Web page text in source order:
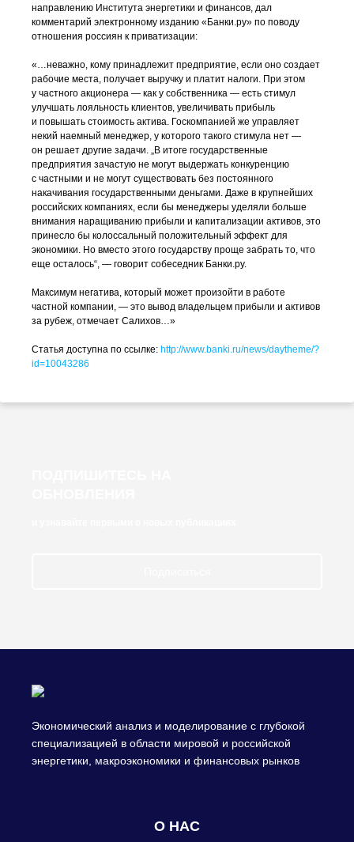
направлению Института энергетики и финансов, дал
комментарий электронному изданию «Банки.ру» по поводу
отношения россиян к приватизации:
«…неважно, кому принадлежит предприятие, если оно создает
рабочие места, получает выручку и платит налоги. При этом
у частного акционера — как у собственника — есть стимул
улучшать лояльность клиентов, увеличивать прибыль
и повышать стоимость актива. Госкомпанией же управляет
некий наемный менеджер, у которого такого стимула нет —
он решает другие задачи. „В итоге государственные
предприятия зачастую не могут выдержать конкуренцию
с частными и не могут существовать без постоянного
накачивания государственными деньгами. Даже в крупнейших
российских компаниях, если бы менеджеры уделяли больше
внимания наращиванию прибыли и капитализации активов, это
принесло бы колоссальный положительный эффект для
экономики. Но вместо этого государству проще забрать то, что
еще осталось“, — говорит собеседник Банки.ру.
Максимум негатива, который может произойти в работе
частной компании, — это вывод владельцем прибыли и активов
за рубеж, отмечает Салихов…»
Статья доступна по ссылке: http://www.banki.ru/news/daytheme/?
id=10043286
Экономический анализ и моделирование с глубокой
специализацией в области мировой и российской
энергетики, макроэкономики и финансовых рынков
О НАС